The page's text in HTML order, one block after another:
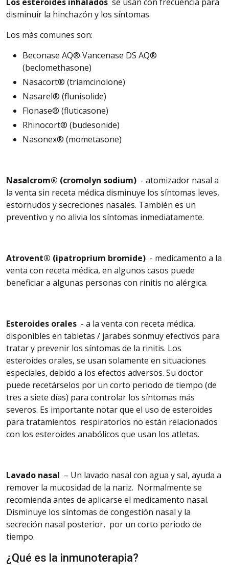
disminuir la hinchazón y los síntomas.
Los más comunes son:
Beconase AQ® Vancenase DS AQ®
(beclomethasone)
Nasacort® (triamcinolone)
Nasarel® (flunisolide)
Flonase® (fluticasone)
Rhinocort® (budesonide)
Nasonex® (mometasone)
Nasalcrom® (cromolyn sodium) - atomizador nasal a
la venta sin receta médica disminuye los síntomas leves,
estornudos y secreciones nasales. También es un
preventivo y no alivia los síntomas inmediatamente.
Atrovent® (ipatroprium bromide) - medicamento a la
venta con receta médica, en algunos casos puede
beneficiar a algunas personas con rinitis no alérgica.
Esteroides orales - a la venta con receta médica,
disponibles en tabletas / jarabes sonmuyefectivos para
tratar y prevenir los síntomas de la rinitis. Los
esteroides orales, se usan solamente en situaciones
especiales, debido a los efectos adversos. Su doctor
puede recetárselos por un corto periodo de tiempo (de
tres a siete días) para controlar los síntomas más
severos. Es importante notar que el uso de esteroides
para tratamientos respiratorios no están relacionados
con los esteroides anabólicos que usan los atletas.
Lavado nasal – Un lavado nasal con agua y sal, ayuda a
remover la mucosidad de la nariz. Normalmente se
recomienda antes de aplicarse el medicamento nasal.
Disminuye los síntomas de congestión nasal y la
secreción nasal posterior, por un corto periodo de
tiempo.
¿Qué es la inmunoterapia?